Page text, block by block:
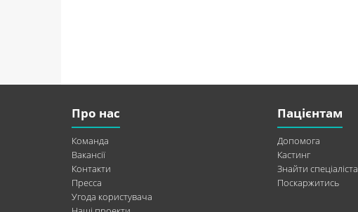
Про нас
Команда
Вакансії
Контакти
Пресса
Угода користувача
Пацієнтам
Допомога
Кастинг
Знайти спеціаліста
Поскаржитись